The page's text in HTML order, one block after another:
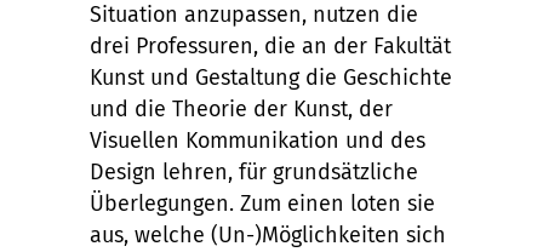
Situation anzupassen, nutzen die
drei Professuren, die an der Fakultät
Kunst und Gestaltung die Geschichte
und die Theorie der Kunst, der
Visuellen Kommunikation und des
Design lehren, für grundsätzliche
Überlegungen. Zum einen loten sie
aus, welche (Un-)Möglichkeiten sich